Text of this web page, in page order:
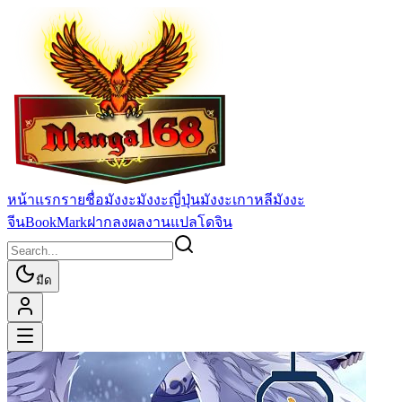
หน้าแรกรายชื่อมังงะมังงะญี่ปุ่นมังงะเกาหลีมังงะ
จีนBookMarkฝากลงผลงานแปลโดจิน
มืด